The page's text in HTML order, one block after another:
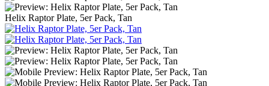
Helix Raptor Plate, 5er Pack, Tan